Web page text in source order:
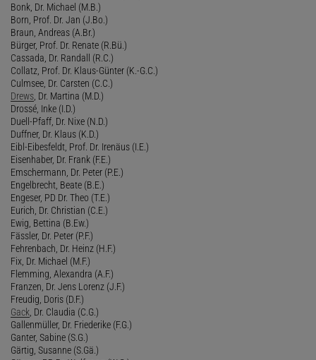
Bonk, Dr. Michael (M.B.)
Born, Prof. Dr. Jan (J.Bo.)
Braun, Andreas (A.Br.)
Bürger, Prof. Dr. Renate (R.Bü.)
Cassada, Dr. Randall (R.C.)
Collatz, Prof. Dr. Klaus-Günter (K.-G.C.)
Culmsee, Dr. Carsten (C.C.)
Drews , Dr. Martina (M.D.)
Drossé, Inke (I.D.)
Duell-Pfaff, Dr. Nixe (N.D.)
Duffner, Dr. Klaus (K.D.)
Eibl-Eibesfeldt, Prof. Dr. Irenäus (I.E.)
Eisenhaber, Dr. Frank (F.E.)
Emschermann, Dr. Peter (P.E.)
Engelbrecht, Beate (B.E.)
Engeser, PD Dr. Theo (T.E.)
Eurich, Dr. Christian (C.E.)
Ewig, Bettina (B.Ew.)
Fässler, Dr. Peter (P.F.)
Fehrenbach, Dr. Heinz (H.F.)
Fix, Dr. Michael (M.F.)
Flemming, Alexandra (A.F.)
Franzen, Dr. Jens Lorenz (J.F.)
Freudig, Doris (D.F.)
Gack , Dr. Claudia (C.G.)
Gallenmüller, Dr. Friederike (F.G.)
Ganter, Sabine (S.G.)
Gärtig, Susanne (S.Gä.)